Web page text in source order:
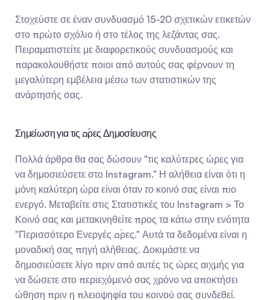
Στοχεύστε σε έναν συνδυασμό 15-20 σχετικών ετικετών
στο πρώτο σχόλιο ή στο τέλος της λεζάντας σας.
Πειραματιστείτε με διαφορετικούς συνδυασμούς και
παρακολουθήστε ποιοι από αυτούς σας φέρνουν τη
μεγαλύτερη εμβέλεια μέσω των στατιστικών της
ανάρτησής σας.
Σημείωση για τις Ώρες Δημοσίευσης
Πολλά άρθρα θα σας δώσουν "τις καλύτερες ώρες για
να δημοσιεύσετε στο Instagram." Η αλήθεια είναι ότι η
μόνη καλύτερη ώρα είναι όταν το κοινό σας είναι πιο
ενεργό. Μεταβείτε στις Στατιστικές του Instagram > Το
Κοινό σας και μετακινηθείτε προς τα κάτω στην ενότητα
"Περισσότερο Ενεργές Ώρες." Αυτά τα δεδομένα είναι η
μοναδική σας πηγή αλήθειας. Δοκιμάστε να
δημοσιεύσετε λίγο πριν από αυτές τις ώρες αιχμής για
να δώσετε στο περιεχόμενό σας χρόνο να αποκτήσει
ώθηση πριν η πλειοψηφία του κοινού σας συνδεθεί.